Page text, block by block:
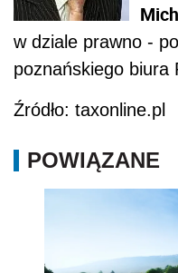
w dziale prawno -
poznańskiego biura
Źródło: taxonline.pl
POWIĄZANE